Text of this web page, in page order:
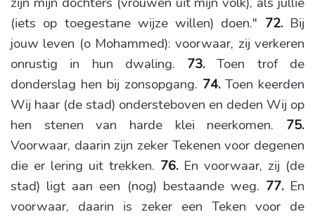
(iets op toegestane wijze willen) doen." 72. Bij
jouw leven (o Mohammed): voorwaar, zij verkeren
onrustig in hun dwaling. 73.
Toen trof de
donderslag hen bij zonsopgang. 74. Toen keerden
Wij haar (de stad) ondersteboven en deden Wij op
hen stenen van harde klei neerkomen. 75.
Voorwaar, daarin zijn zeker Tekenen voor degenen
die er lering uit trekken. 76. En voorwaar, zij (de
stad) ligt aan een (nog) bestaande weg. 77. En
voorwaar, daarin is zeker een Teken voor de